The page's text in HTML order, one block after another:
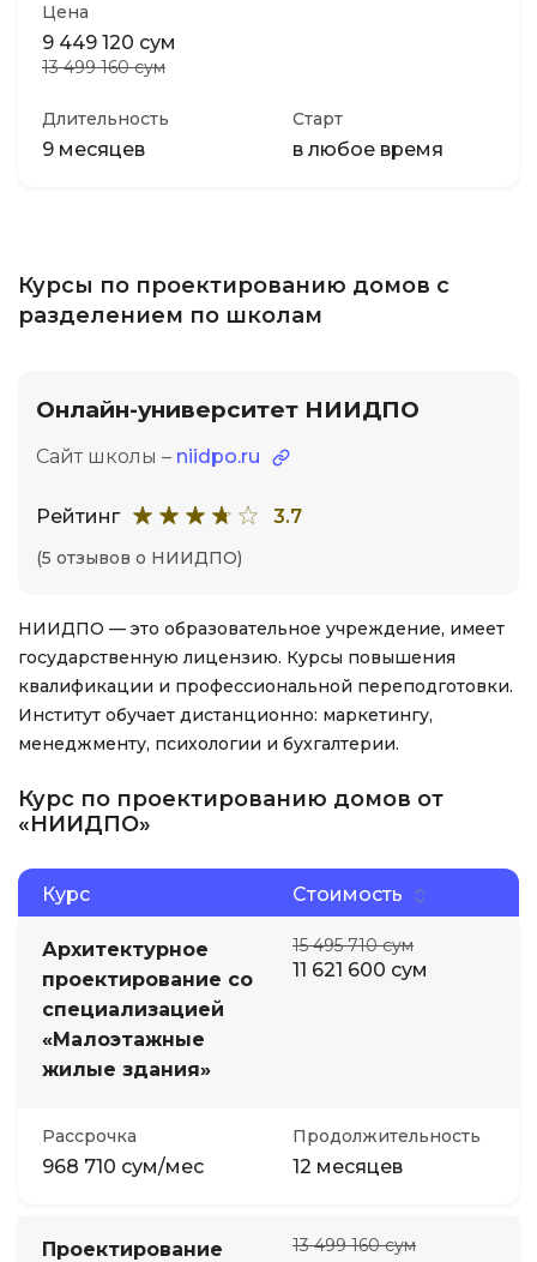
Цена
9 449 120 сум
13 499 160 сум
Длительность
9 месяцев
Старт
в любое время
Курсы по проектированию домов с
разделением по школам
Онлайн-университет НИИДПО
Сайт школы – niidpo.ru
Рейтинг 3.7
(5 отзывов о НИИДПО)
НИИДПО — это образовательное учреждение, имеет
государственную лицензию. Курсы повышения
квалификации и профессиональной переподготовки.
Институт обучает дистанционно: маркетингу,
менеджменту, психологии и бухгалтерии.
Курс по проектированию домов от
«НИИДПО»
Курс Стоимость
Архитектурное
проектирование со
специализацией
«Малоэтажные
жилые здания»
15 495 710 сум
11 621 600 сум
Рассрочка
968 710 сум/мес
Продолжительность
12 месяцев
Проектирование 13 499 160 сум